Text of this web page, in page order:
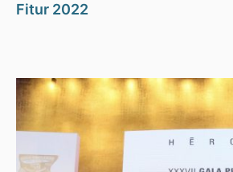
Fitur 2022